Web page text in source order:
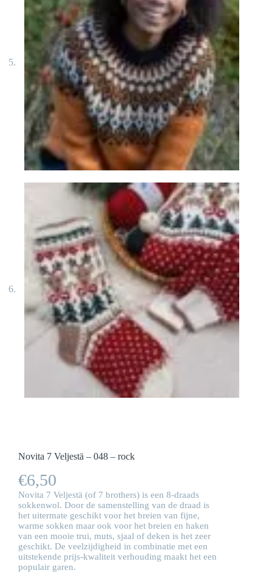
Novita 7 Veljestä – 048 – rock
€6,50
Novita 7 Veljestä (of 7 brothers) is een 8-draads
sokkenwol. Door de samenstelling van de draad is
het uitermate geschikt voor het breien van fijne,
warme sokken maar ook voor het breien en haken
van een mooie trui, muts, sjaal of deken is het zeer
geschikt. De veelzijdigheid in combinatie met een
uitstekende prijs-kwaliteit verhouding maakt het een
populair garen.